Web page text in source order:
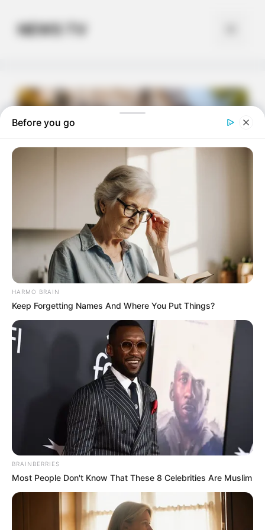
contentNEWS TV
“Le plein nous
coûte 230 euros” :
Kevin Dantan
(Familles
nombreuses)
déplore le coût de
l’essence et prend
Before you go
HARMO BRAIN
Keep Forgetting Names And Where You Put Things?
BRAINBERRIES
Most People Don't Know That These 8 Celebrities Are Muslim